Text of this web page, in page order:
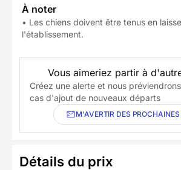
À noter
• Les chiens doivent être tenus en
l'établissement.
Vous aimeriez partir à
Créez une alerte et nous
cas d'ajout de nouveaux départs
M'AVERTIR DES PROCHAINES
Détails du prix